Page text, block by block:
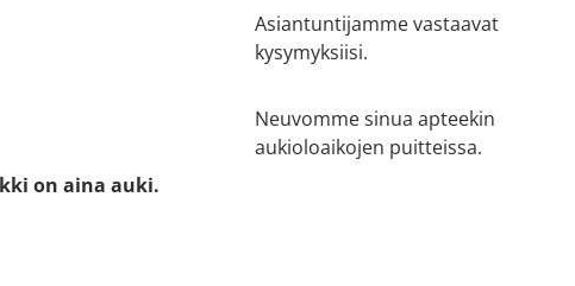
on aina auki.
Asiantuntijamme vastaavat
kysymyksiisi.
Neuvomme sinua apteekin
aukioloaikojen puitteissa.